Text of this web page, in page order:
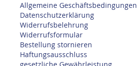
Allgemeine Geschäftsbedingungen
Datenschutzerklärung
Widerrufsbelehrung
Widerrufsformular
Bestellung stornieren
Haftungsausschluss